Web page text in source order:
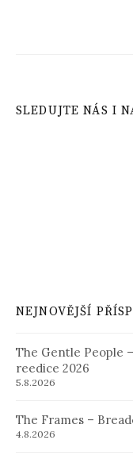
SLEDUJTE NÁS I
NEJNOVĚJŠÍ
The Gentle People
reedice 2026
5.8.2026
The Frames –
4.8.2026